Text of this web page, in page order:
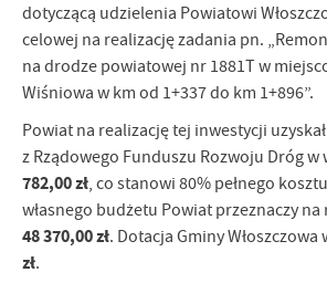
dotyczącą udzielenia Powiatowi
celowej na realizację zadania pn.
na drodze powiatowej nr 1881T w
Wiśniowa w km od 1+337 do km 1+896”.
Powiat na realizację tej inwestycji
z Rządowego Funduszu Rozwoju Dróg w
782,00 zł, co stanowi 80% pełnego
własnego budżetu Powiat przeznaczy
48 370,00 zł. Dotacja Gminy Włoszczowa
zł.
dostosowywać do Twoich potrzeb.
Cookies analityczne pozwalają na uzyskanie
wykorzystywania witryny internetowej,
z jaką odwiedzane są nasze serwisy www.
popularności wśród użytkowników.
przetwarzane w formie zanonimizowanej.
analityczne pliki cookies gwarantuje
funkcjonalności.
Więcej
Reklamowe
Dzięki reklamowym plikom cookies
informacje i aktualności na stronach naszych
Promocyjne pliki cookies służą do
komunikatów na podstawie analizy Twoich
zwyczajów dotyczących przeglądanej witryny
promocyjne mogą pojawić się na stronach
Więcej